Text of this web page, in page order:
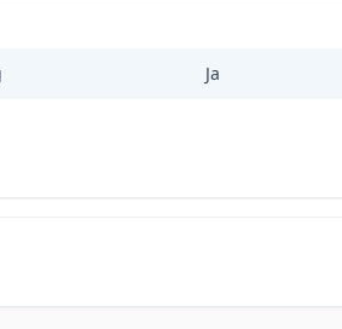
Ja